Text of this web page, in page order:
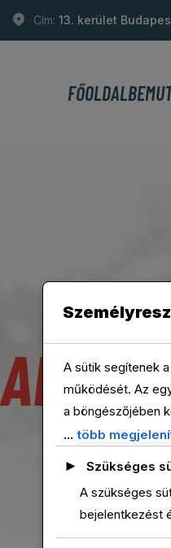
Cím: 13. kerület
FŐOLDAL
ANITA
A sütik segítenek
működését. Az
a böngészőjében
GDPR
megjelenítésére.
ezeket a sütiket,
...több
► Szükséges
A szükséges
bejelentkezést